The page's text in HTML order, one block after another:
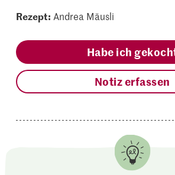
Rezept: Andrea Mäusli
Habe ich
Notiz erfassen